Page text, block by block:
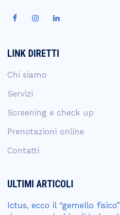
LINK DIRETTI
Chi siamo
Servizi
Screening e check up
Prenotazioni online
Contatti
ULTIMI ARTICOLI
Ictus, ecco il “gemello